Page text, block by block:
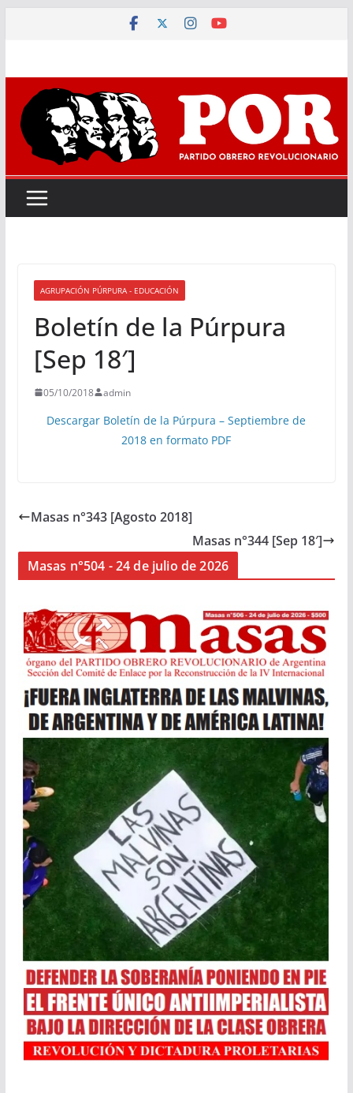
AGRUPACIÓN PÚRPURA - EDUCACIÓN
Boletín de la Púrpura
[Sep 18′]
05/10/2018 admin
Descargar Boletín de la Púrpura – Septiembre de
2018 en formato PDF
Masas n°343 [Agosto 2018]
Masas n°344 [Sep 18′]
Masas n°504 - 24 de julio de 2026